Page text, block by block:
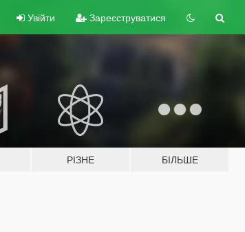
Увійти Зареєструватися
РІЗНЕ БІЛЬШЕ